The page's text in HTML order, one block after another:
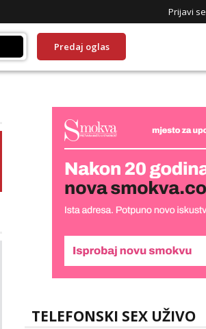
Prijavi se
Predaj oglas
TELEFONSKI SEX UŽIVO
Liliana
Tel: 064/677-677 - Kod: #69
tel:0,93€ - mob:1,12€ min